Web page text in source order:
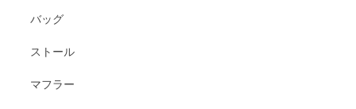
バッグ
ストール
マフラー